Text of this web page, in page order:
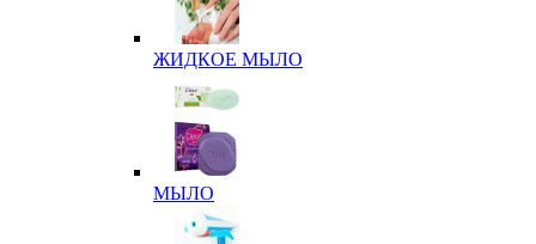
ЖИДКОЕ МЫЛО
МЫЛО